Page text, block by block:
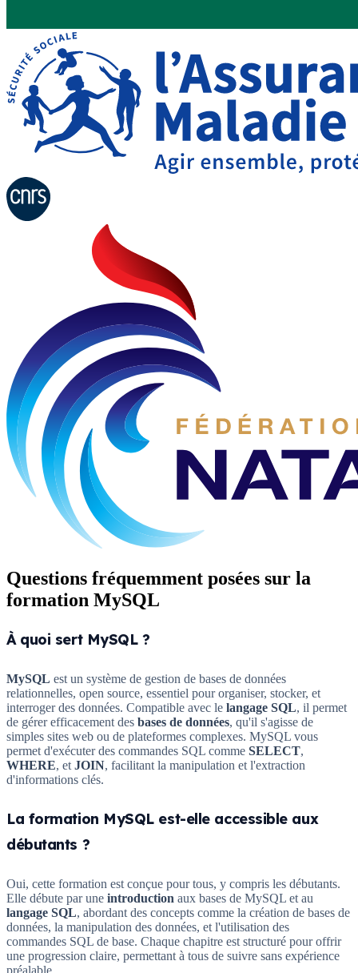
Questions fréquemment posées sur la
formation MySQL
À quoi sert MySQL ?
MySQL est un système de gestion de bases de données
relationnelles, open source, essentiel pour organiser, stocker, et
interroger des données. Compatible avec le langage SQL, il permet
de gérer efficacement des bases de données, qu'il s'agisse de
simples sites web ou de plateformes complexes. MySQL vous
permet d'exécuter des commandes SQL comme SELECT,
WHERE, et JOIN, facilitant la manipulation et l'extraction
d'informations clés.
La formation MySQL est-elle accessible aux
débutants ?
Oui, cette formation est conçue pour tous, y compris les débutants.
Elle débute par une introduction aux bases de MySQL et au
langage SQL, abordant des concepts comme la création de bases de
données, la manipulation des données, et l'utilisation des
commandes SQL de base. Chaque chapitre est structuré pour offrir
une progression claire, permettant à tous de suivre sans expérience